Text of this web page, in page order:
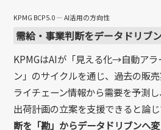
KPMG BCP5.0 — AI活用の方向性
需給・事業判断をデータドリブ
KPMGはAIが「見える化→自動ア
ン」のサイクルを通じ、過去の販
ライチェーン情報から需要を予測
出荷計画の立案を支援できると論
断を「勘」からデータドリブンへ変